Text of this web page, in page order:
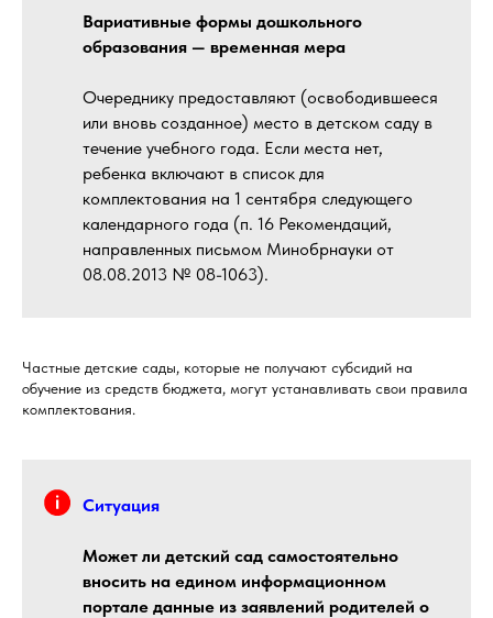
Вариативные формы дошкольного
образования — временная мера
Очереднику предоставляют (освободившееся
или вновь созданное) место в детском саду в
течение учебного года. Если места нет,
ребенка включают в список для
комплектования на 1 сентября следующего
календарного года (п. 16 Рекомендаций,
направленных письмом Минобрнауки от
08.08.2013 № 08-1063).
Частные детские сады, которые не получают субсидий на
обучение из средств бюджета, могут устанавливать свои правила
комплектования.
Ситуация
Может ли детский сад самостоятельно
вносить на едином информационном
портале данные из заявлений родителей о